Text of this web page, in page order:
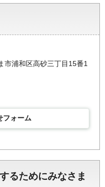
市浦和区高砂三丁目15番1
フォーム
るためにみなさま